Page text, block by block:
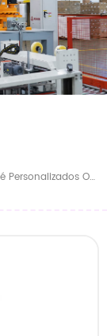
Pañales Para Bebé Personalizados OEM/ODM Con Núcleo Superabsorbente Y Prevención De Fugas 3D - Muestras Gratuitas De Un Fabricante Chino